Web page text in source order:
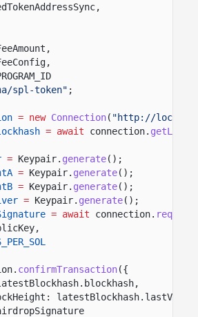
spl-token" ;
= new Connection( "http://
= await connection.
= Keypair. generate();
= Keypair. generate();
= Keypair. generate();
= Keypair. generate();
= await connection.
confirmTransaction({